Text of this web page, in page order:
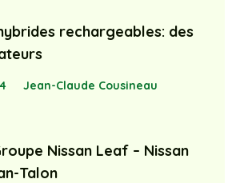
rechargeables: des
Jean-Claude Cousineau
Nissan Leaf – Nissan
Talon